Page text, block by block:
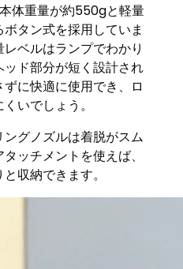
体重量が約550gと軽量
タン式を採用していま
ベルはランプでわかり
ド部分が短く設計され
に快適に使用でき、ロ
いでしょう。
グノズルは着脱がスム
ッチメントを使えば、
収納できます。